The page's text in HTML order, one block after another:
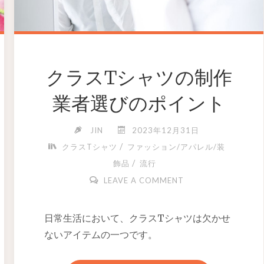
クラスTシャツの制作
業者選びのポイント
JIN
2023年12月31日
クラスTシャツ / ファッション/アパレル/装
飾品 / 流行
LEAVE A COMMENT
日常生活において、クラスTシャツは欠かせ
ないアイテムの一つです。